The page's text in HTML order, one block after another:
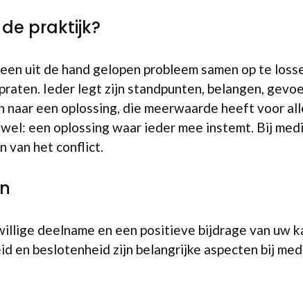
praktijk?
uit de hand gelopen probleem samen op te
Ieder legt zijn standpunten, belangen,
naar een oplossing, die meerwaarde heeft voor
een oplossing waar ieder mee instemt. Bij
van het conflict.
deelname en een positieve bijdrage van uw
en beslotenheid zijn belangrijke aspecten bij